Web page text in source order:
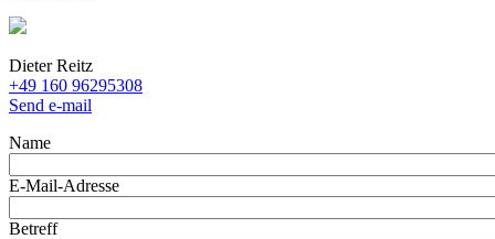
Dieter Reitz
+49 160 96295308
Send e-mail
Name
E-Mail-Adresse
Betreff